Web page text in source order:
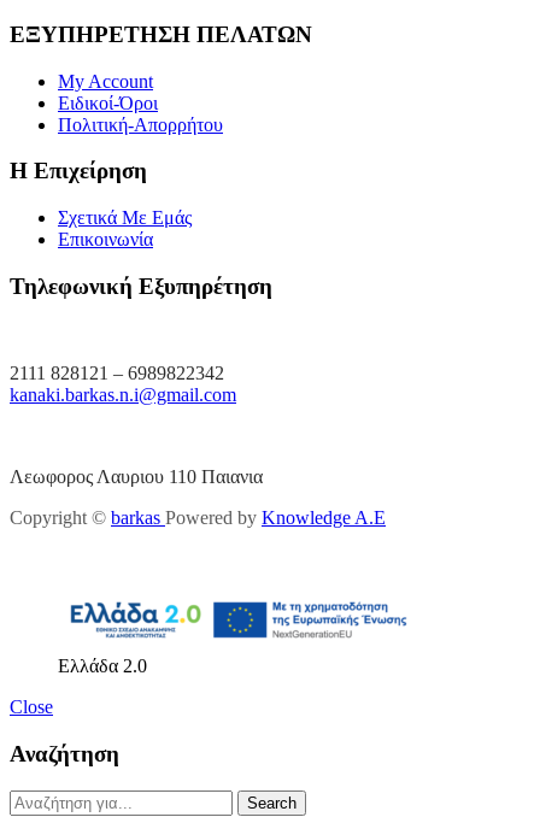
ΕΞΥΠΗΡΕΤΗΣΗ ΠΕΛΑΤΩΝ
My Account
Ειδικοί-Όροι
Πολιτική-Απορρήτου
Η Επιχείρηση
Σχετικά Με Εμάς
Επικοινωνία
Τηλεφωνική Εξυπηρέτηση
2111 828121 – 6989822342
kanaki.barkas.n.i@gmail.com
Λεωφορος Λαυριου 110 Παιανια
Copyright © barkas Powered by Knowledge A.E
Ελλάδα 2.0
Close
Αναζήτηση